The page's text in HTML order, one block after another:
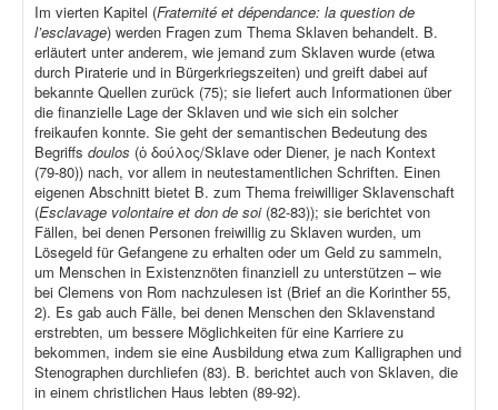
Im vierten Kapitel (Fraternité et dépendance: la question de
l’esclavage) werden Fragen zum Thema Sklaven behandelt. B.
erläutert unter anderem, wie jemand zum Sklaven wurde (etwa
durch Piraterie und in Bürgerkriegszeiten) und greift dabei auf
bekannte Quellen zurück (75); sie liefert auch Informationen über
die finanzielle Lage der Sklaven und wie sich ein solcher
freikaufen konnte. Sie geht der semantischen Bedeutung des
Begriffs doulos (ὁ δούλος/Sklave oder Diener, je nach Kontext
(79-80)) nach, vor allem in neutestamentlichen Schriften. Einen
eigenen Abschnitt bietet B. zum Thema freiwilliger Sklavenschaft
(Esclavage volontaire et don de soi(82-83)); sie berichtet von
Fällen, bei denen Personen freiwillig zu Sklaven wurden, um
Lösegeld für Gefangene zu erhalten oder um Geld zu sammeln,
um Menschen in Existenznöten finanziell zu unterstützen – wie
bei Clemens von Rom nachzulesen ist (Brief an die Korinther 55,
2). Es gab auch Fälle, bei denen Menschen den Sklavenstand
erstrebten, um bessere Möglichkeiten für eine Karriere zu
bekommen, indem sie eine Ausbildung etwa zum Kalligraphen und
Stenographen durchliefen (83). B. berichtet auch von Sklaven, die
in einem christlichen Haus lebten (89-92).